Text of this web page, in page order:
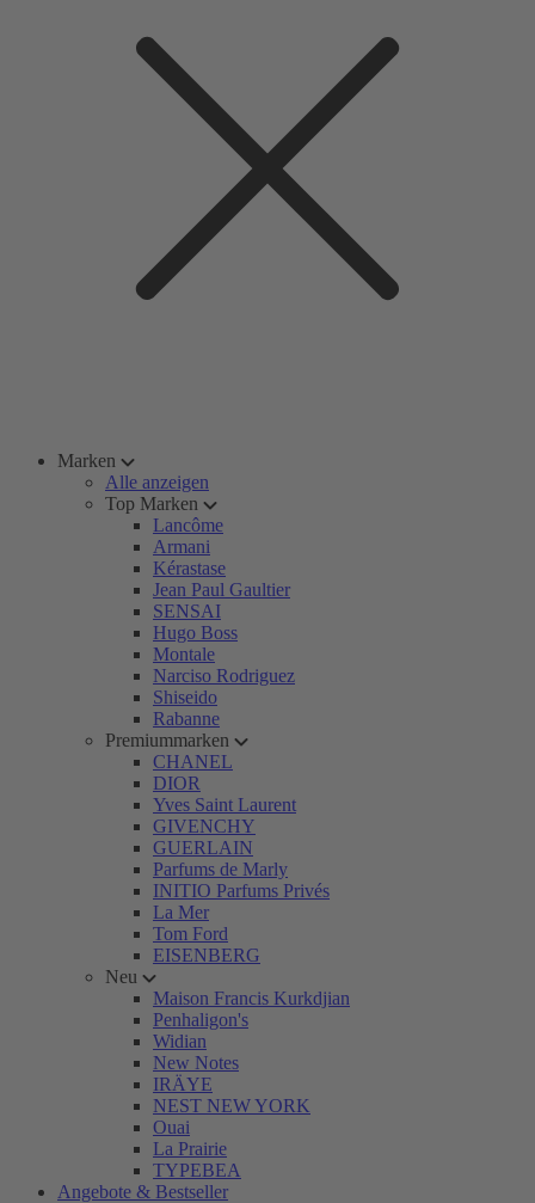
Marken
Alle anzeigen
Top Marken
Lancôme
Armani
Kérastase
Jean Paul Gaultier
SENSAI
Hugo Boss
Montale
Narciso Rodriguez
Shiseido
Rabanne
Premiummarken
CHANEL
DIOR
Yves Saint Laurent
GIVENCHY
GUERLAIN
Parfums de Marly
INITIO Parfums Privés
La Mer
Tom Ford
EISENBERG
Neu
Maison Francis Kurkdjian
Penhaligon's
Widian
New Notes
IRÄYE
NEST NEW YORK
Ouai
La Prairie
TYPEBEA
Angebote & Bestseller